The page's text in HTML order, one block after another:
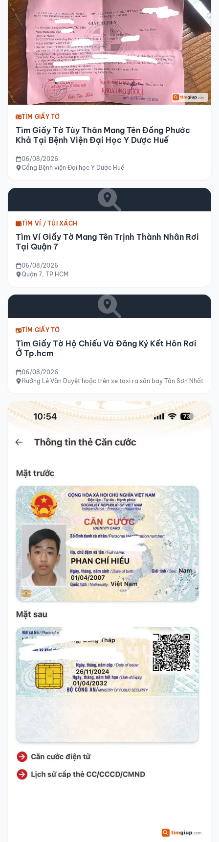
TÌM GIẤY TỜ
Tìm Giấy Tờ Tùy Thân Mang Tên Đồng Phước
Khả Tại Bệnh Viện Đại Học Y Dược Huế
06/08/2026
Cổng Bệnh viện Đại học Y Dược Huế
TÌM VÍ / TÚI XÁCH
Tìm Ví Giấy Tờ Mang Tên Trịnh Thành Nhân Rơi
Tại Quận 7
06/08/2026
Quận 7, TP.HCM
TÌM GIẤY TỜ
Tìm Giấy Tờ Hộ Chiếu Và Đăng Ký Kết Hôn Rơi
Ở Tp.hcm
06/08/2026
Hướng Lê Văn Duyệt hoặc trên xe taxi ra sân bay Tân Sơn Nhất